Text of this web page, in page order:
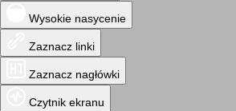
Wysokie nasycenie
Zaznacz linki
Zaznacz nagłówki
Czytnik ekranu